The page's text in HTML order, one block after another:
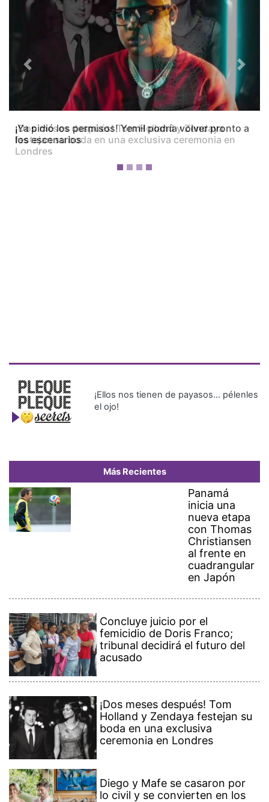
¡Dos meses después! Tom Holland y Zendaya
festejan su boda en una exclusiva ceremonia en
Londres
Previous Next
¡Ellos nos tienen de payasos… pélenles
el ojo!
Más Recientes
Panamá
inicia una
nueva etapa
con Thomas
Christiansen
al frente en
cuadrangular
en Japón
Concluye juicio por el
femicidio de Doris Franco;
tribunal decidirá el futuro del
acusado
¡Dos meses después! Tom
Holland y Zendaya festejan su
boda en una exclusiva
ceremonia en Londres
Diego y Mafe se casaron por
lo civil y se convierten en los